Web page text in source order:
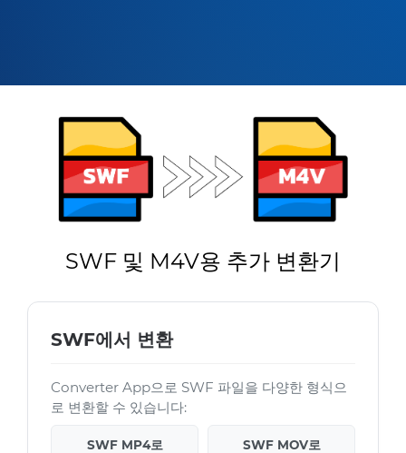
SWF 및 M4V용 추가 변환기
SWF에서 변환
Converter App으로 SWF 파일을 다양한 형식으
로 변환할 수 있습니다:
SWF MP4로 SWF MOV로